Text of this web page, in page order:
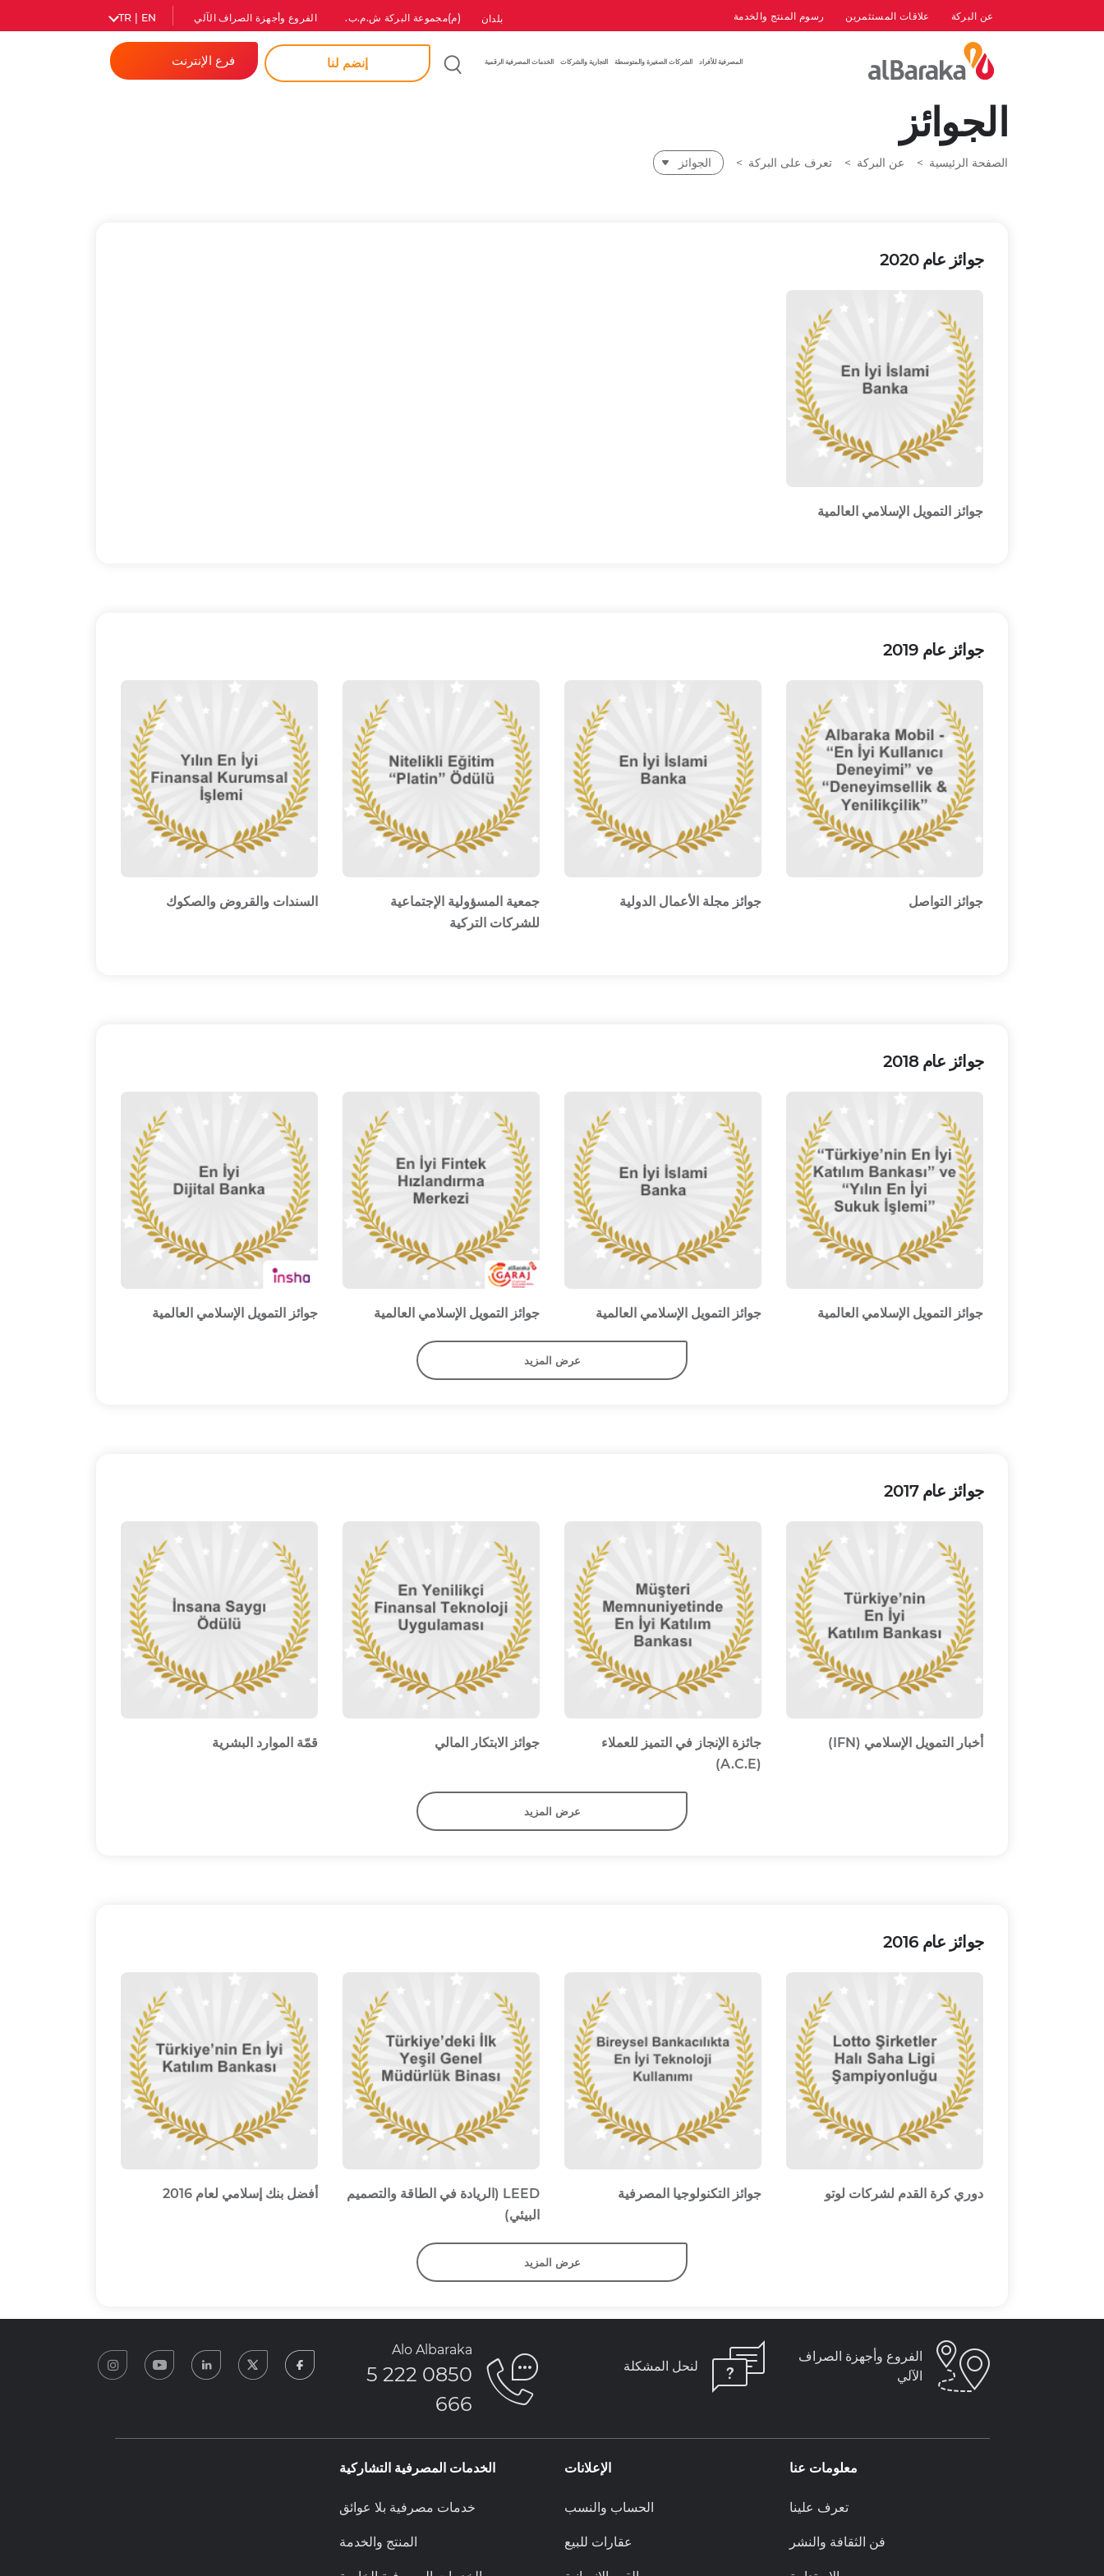
عن البركة علاقات المستثمرين رسوم المنتج والخدمة بلدان (م)مجموعة البركة ش.م.ب. الفروع وأجهزة الصراف الآلي TR | EN
الخدمات المصرفية الرقمية التجارية والشركات الشركات الصغيرة والمتوسطة المصرفية للأفراد بحث إنضم لنا فرع الإنترنت
الجوائز
الصفحة الرئيسية عن البركة تعرف على البركة الجوائز
جوائز عام 2020
جوائز التمويل الإسلامي العالمية
جوائز عام 2019
جوائز التواصل جوائز مجلة الأعمال الدولية
جمعية المسؤولية الإجتماعية
للشركات التركية
السندات والقروض والصكوك
جوائز عام 2018
جوائز التمويل الإسلامي العالمية جوائز التمويل الإسلامي العالمية جوائز التمويل الإسلامي العالمية جوائز التمويل الإسلامي العالمية
عرض المزيد
جوائز عام 2017
أخبار التمويل الإسلامي (IFN)
جائزة الإنجاز في التميز للعملاء
(A.C.E)
جوائز الابتكار المالي قمّة الموارد البشرية
عرض المزيد
جوائز عام 2016
دوري كرة القدم لشركات لوتو جوائز التكنولوجيا المصرفية
LEED (الريادة في الطاقة والتصميم
البيئي)
أفضل بنك إسلامي لعام 2016
عرض المزيد
الفروع وأجهزة الصراف
الآلي
لنحل المشكلة
Alo Albaraka
0850 222 5
666
facebook
twitter
linkedin
youtube
instagram
معلومات عنا
تعرف علينا
فن الثقافة والنشر
الإعلانات
الحساب والنسب
عقارات للبيع
الخدمات المصرفية التشاركية
خدمات مصرفية بلا عوائق
المنتج والخدمة